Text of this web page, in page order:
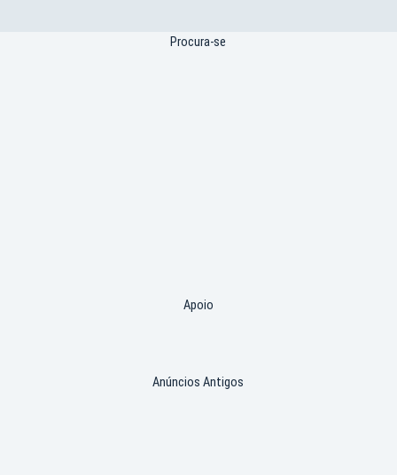
Procura-se
Apoio
Anúncios Antigos